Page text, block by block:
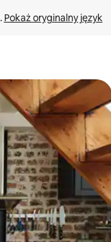
Pokaż oryginalny język